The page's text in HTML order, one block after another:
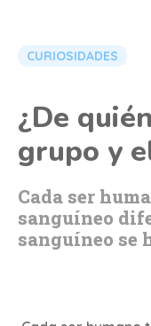
CURIOSIDADES
¿De
grupo y
Cada ser
sanguíneo
sanguíneo se